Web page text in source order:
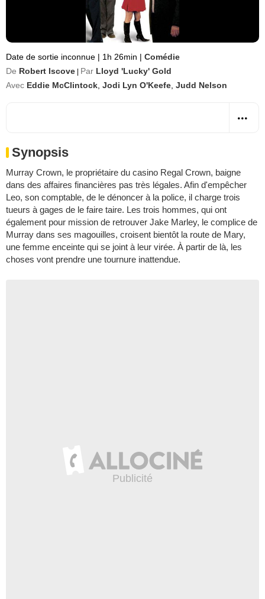
Date de sortie inconnue | 1h 26min | Comédie
De Robert Iscove Par Lloyd 'Lucky' Gold
Avec Eddie McClintock Jodi Lyn O'Keefe Judd Nelson
Synopsis
Murray Crown, le propriétaire du casino Regal Crown, baigne
dans des affaires financières pas très légales. Afin d'empêcher
Leo, son comptable, de le dénoncer à la police, il charge trois
tueurs à gages de le faire taire. Les trois hommes, qui ont
également pour mission de retrouver Jake Marley, le complice de
Murray dans ses magouilles, croisent bientôt la route de Mary,
une femme enceinte qui se joint à leur virée. À partir de là, les
choses vont prendre une tournure inattendue.